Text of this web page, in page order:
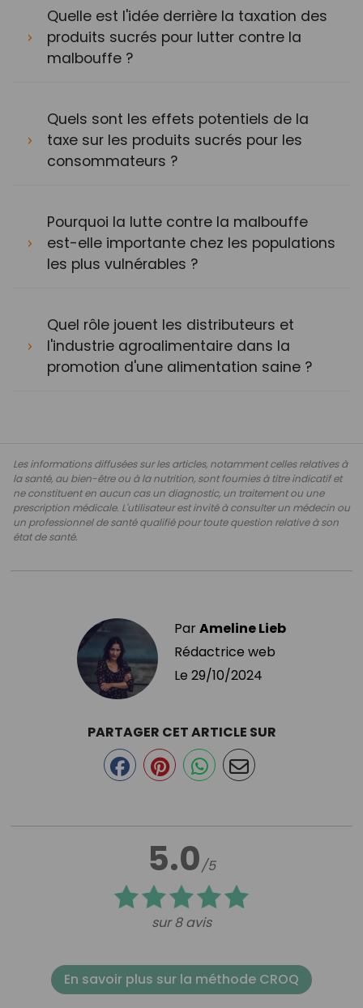
Quelle est l'idée derrière la taxation des
produits sucrés pour lutter contre la
malbouffe ?
Quels sont les effets potentiels de la
taxe sur les produits sucrés pour les
consommateurs ?
Pourquoi la lutte contre la malbouffe
est-elle importante chez les populations
les plus vulnérables ?
Quel rôle jouent les distributeurs et
l'industrie agroalimentaire dans la
promotion d'une alimentation saine ?
Les informations diffusées sur les articles, notamment celles relatives à
la santé, au bien-être ou à la nutrition, sont fournies à titre indicatif et
ne constituent en aucun cas un diagnostic, un traitement ou une
prescription médicale. L'utilisateur est invité à consulter un médecin ou
un professionnel de santé qualifié pour toute question relative à son
état de santé.
ParAmeline Lieb
Rédactrice web
Le 29/10/2024
5.0/5
sur 8 avis
PARTAGER CET ARTICLE SUR
En savoir plus sur la méthode CROQ